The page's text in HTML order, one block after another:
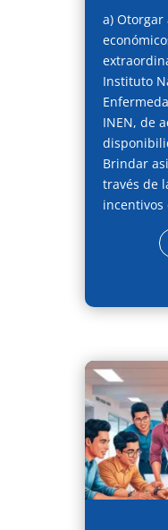
a) Otorgar
Instituto
INEN, de
Brindar
través de
incentivos